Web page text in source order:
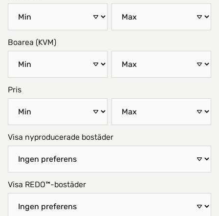
Boarea (KVM)
Pris
Visa nyproducerade bostäder
Visa REDO™-bostäder